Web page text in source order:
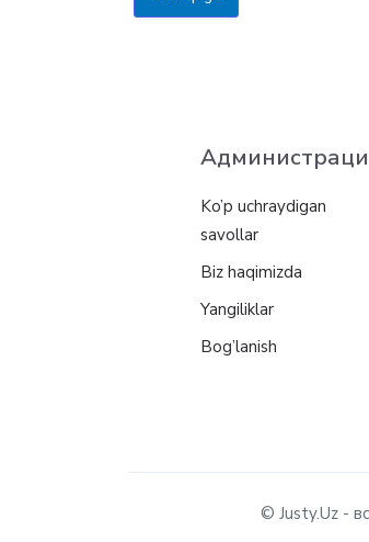
Ko’p uchraydigan
savollar
Biz haqimizda
Yangiliklar
Bog’lanish
© Justy.Uz -